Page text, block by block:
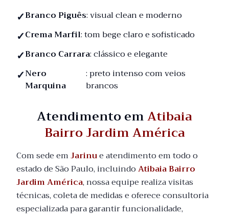
Branco Piguês: visual clean e moderno
Crema Marfil: tom bege claro e sofisticado
Branco Carrara: clássico e elegante
Nero
Marquina
: preto intenso com veios
brancos
Atendimento emAtibaia
Bairro Jardim América
Com sede emJarinue atendimento em todo o
estado de São Paulo, incluindoAtibaia Bairro
Jardim América, nossa equipe realiza visitas
técnicas, coleta de medidas e oferece consultoria
especializada para garantir funcionalidade,